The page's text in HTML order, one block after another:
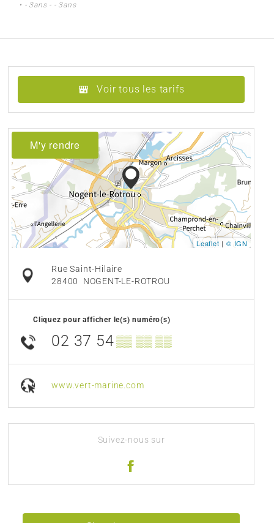
• - 3ans - - 3ans
Voir tous les tarifs
M'y rendre
Leaflet | © IGN
Rue Saint-Hilaire
28400
NOGENT-LE-ROTROU
Cliquez pour afficher le(s) numéro(s)
02 37 54▒▒ ▒▒ ▒▒
www.vert-marine.com
Suivez-nous sur